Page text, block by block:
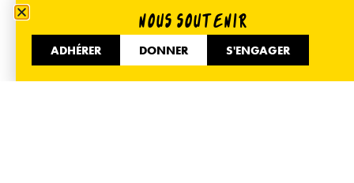
NOUS SOUTENIR
ADHÉRER DONNER S'ENGAGER